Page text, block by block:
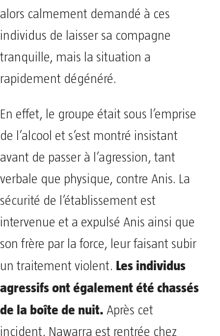
alors calmement demandé à ces
individus de laisser sa compagne
tranquille, mais la situation a
rapidement dégénéré.
En effet, le groupe était sous l’emprise
de l’alcool et s’est montré insistant
avant de passer à l’agression, tant
verbale que physique, contre Anis. La
sécurité de l’établissement est
intervenue et a expulsé Anis ainsi que
son frère par la force, leur faisant subir
un traitement violent. Les individus
agressifs ont également été chassés
de la boîte de nuit. Après cet
incident, Nawarra est rentrée chez